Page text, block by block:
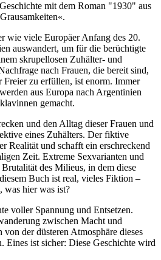
mit dem Roman "1930" aus
wie viele Europäer Anfang des 20.
auswandert, um für die berüchtigte
skrupellosen Zuhälter- und
nach Frauen, die bereit sind,
Freier zu erfüllen, ist enorm. Immer
aus Europa nach Argentinien
gemacht.
und den Alltag dieser Frauen und
eines Zuhälters. Der fiktive
Realität und schafft ein erschreckend
Zeit. Extreme Sexvarianten und
des Milieus, in dem diese
Buch ist real, vieles Fiktion –
was hier was ist?
voller Spannung und Entsetzen.
zwischen Macht und
der düsteren Atmosphäre dieses
Eines ist sicher: Diese Geschichte wird